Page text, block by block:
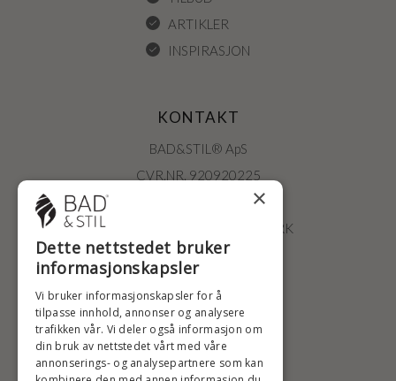
ARTIKLER
INSPIRASJON
KONTAKT
BAD&STIL® ApS
CVR.NR. 920920225
ØSTERBROGADE 202
2100 KØBENHAVN • DANMARK
+47 2396 6660
BADSTIL@BADSTIL.NO
HØYESTE KREDITTVURD
×
Dette nettstedet bruker
informasjonskapsler
Vi bruker informasjonskapsler for å
tilpasse innhold, annonser og analysere
trafikken vår. Vi deler også informasjon om
din bruk av nettstedet vårt med våre
annonserings- og analysepartnere som kan